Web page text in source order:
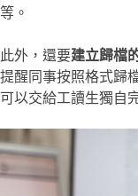
等。
此外，還要建立歸檔
提醒同事按照格式歸
可以交給工讀生獨自